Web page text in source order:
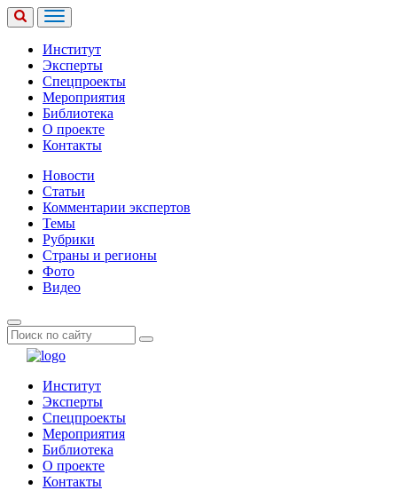
Институт
Эксперты
Спецпроекты
Мероприятия
Библиотека
О проекте
Контакты
Новости
Статьи
Комментарии экспертов
Темы
Рубрики
Страны и регионы
Фото
Видео
Институт
Эксперты
Спецпроекты
Мероприятия
Библиотека
О проекте
Контакты